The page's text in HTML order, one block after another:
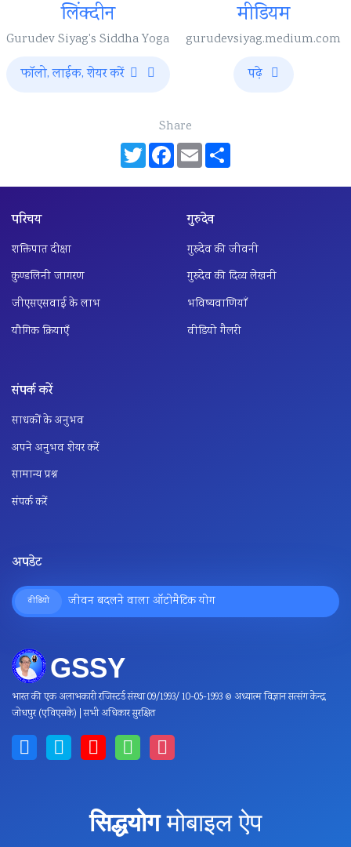
लिंक्दीन
Gurudev Siyag's Siddha Yoga
फाॅलो, लाईक, शेयर करें
मीडियम
gurudevsiyag.medium.com
पढ़े
Share
TwitterFacebook
Email
परिचय
शक्तिपात दीक्षा
कुण्डलिनी जागरण
जीएसएसवाई के लाभ
यौगिक क्रियाएँ
गुरुदेव
गुरुदेव की जीवनी
गुरुदेव की दिव्य लेखनी
भविष्यवाणियाँ
वीडियो गैलरी
संपर्क करें
साधकों के अनुभव
अपने अनुभव शेयर करें
सामान्य प्रश्न
संपर्क करें
अपडेट
वीडियो जीवन बदलने वाला ऑटोमैटिक योग
भारत की एक अलाभकारी रजिस्टर्ड संस्था 09/1993/ 10-05-1993 © अध्यात्म विज्ञान सत्संग केन्द्र,
जोधपुर (एविएसके) | सभी अधिकार सुरक्षित
सिद्धयोगमोबाइल ऐप